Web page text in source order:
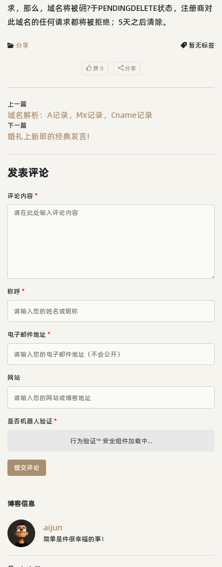
求，那么，域名将被砽?于PENDINGDELETE状态，注册商对
此域名的任何请求都将被拒绝；5天之后清除。
分享 暂无标签
赞 0 分享
上一篇
域名解析：A记录，Mx记录，Cname记录
下一篇
婚礼上新郎的经典发言!
发表评论
评论内容 *
称呼*
电子邮件地址 *
网站
是否机器人验证 *
行为验证™ 安全组件加载中...
提交评论
博客信息
aijun
简单是件很幸福的事！